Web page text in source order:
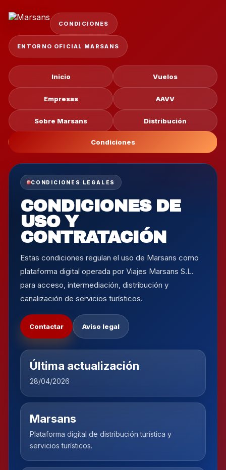
CONDICIONES
ENTORNO OFICIAL MARSANS
Inicio Vuelos
Empresas AAVV
Sobre Marsans Distribución
Condiciones
CONDICIONES LEGALES
CONDICIONES DE
USO Y
CONTRATACIÓN
Estas condiciones regulan el uso de Marsans como
plataforma digital operada por Viajes Marsans S.L.
para acceso, intermediación, distribución y
canalización de servicios turísticos.
Contactar Aviso legal
Última actualización
28/04/2026
Marsans
Plataforma digital de distribución turística y
servicios turísticos.